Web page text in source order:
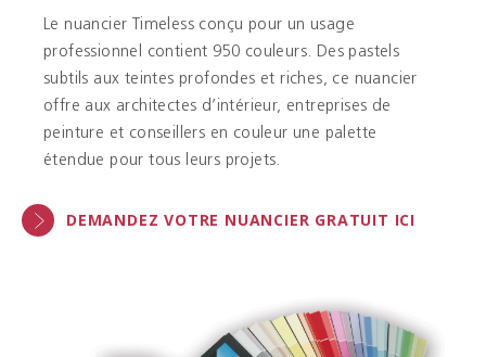
Le nuancier Timeless conçu pour un usage
professionnel contient 950 couleurs. Des pastels
subtils aux teintes profondes et riches, ce nuancier
offre aux architectes d’intérieur, entreprises de
peinture et conseillers en couleur une palette
étendue pour tous leurs projets.
DEMANDEZ VOTRE NUANCIER GRATUIT ICI
DILUANTS & DIVERS
Distributeurs
Couleurs